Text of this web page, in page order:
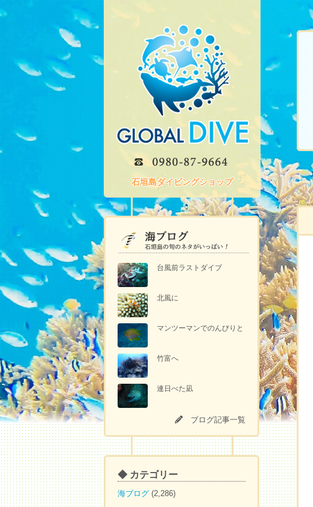
石垣島ダイビングショップ
台風前ラストダイブ
北風に
マンツーマンでのんびりと
竹富へ
連日べた凪
ブログ記事一覧
◆ カテゴリー
海ブログ (2,286)